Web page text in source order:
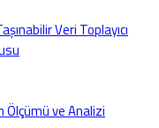
Veri Toplayıcı
ve Analizi